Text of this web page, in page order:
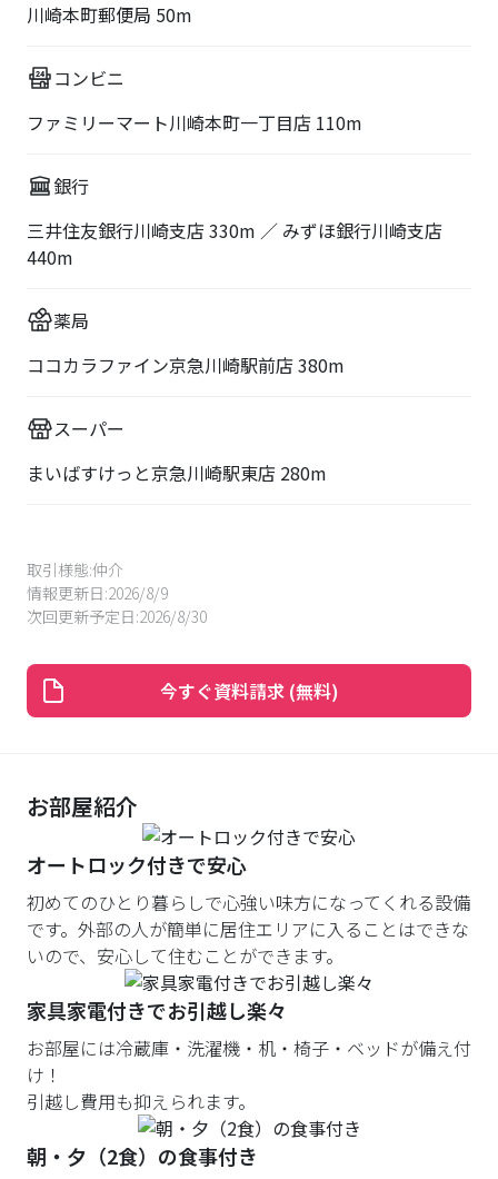
川崎本町郵便局 50m
コンビニ
ファミリーマート川崎本町一丁目店 110m
銀行
三井住友銀行川崎支店 330m ／ みずほ銀行川崎支店
440m
薬局
ココカラファイン京急川崎駅前店 380m
スーパー
まいばすけっと京急川崎駅東店 280m
取引様態:仲介
情報更新日:2026/8/9
次回更新予定日:2026/8/30
今すぐ資料請求 (無料)
お部屋紹介
オートロック付きで安心
初めてのひとり暮らしで心強い味方になってくれる設備
です。外部の人が簡単に居住エリアに入ることはできな
いので、安心して住むことができます。
家具家電付きでお引越し楽々
お部屋には冷蔵庫・洗濯機・机・椅子・ベッドが備え付
け！
引越し費用も抑えられます。
朝・夕（2食）の食事付き